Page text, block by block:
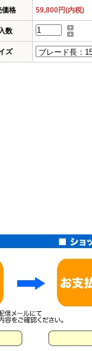
価格 59,800円(内税)
数
ズ